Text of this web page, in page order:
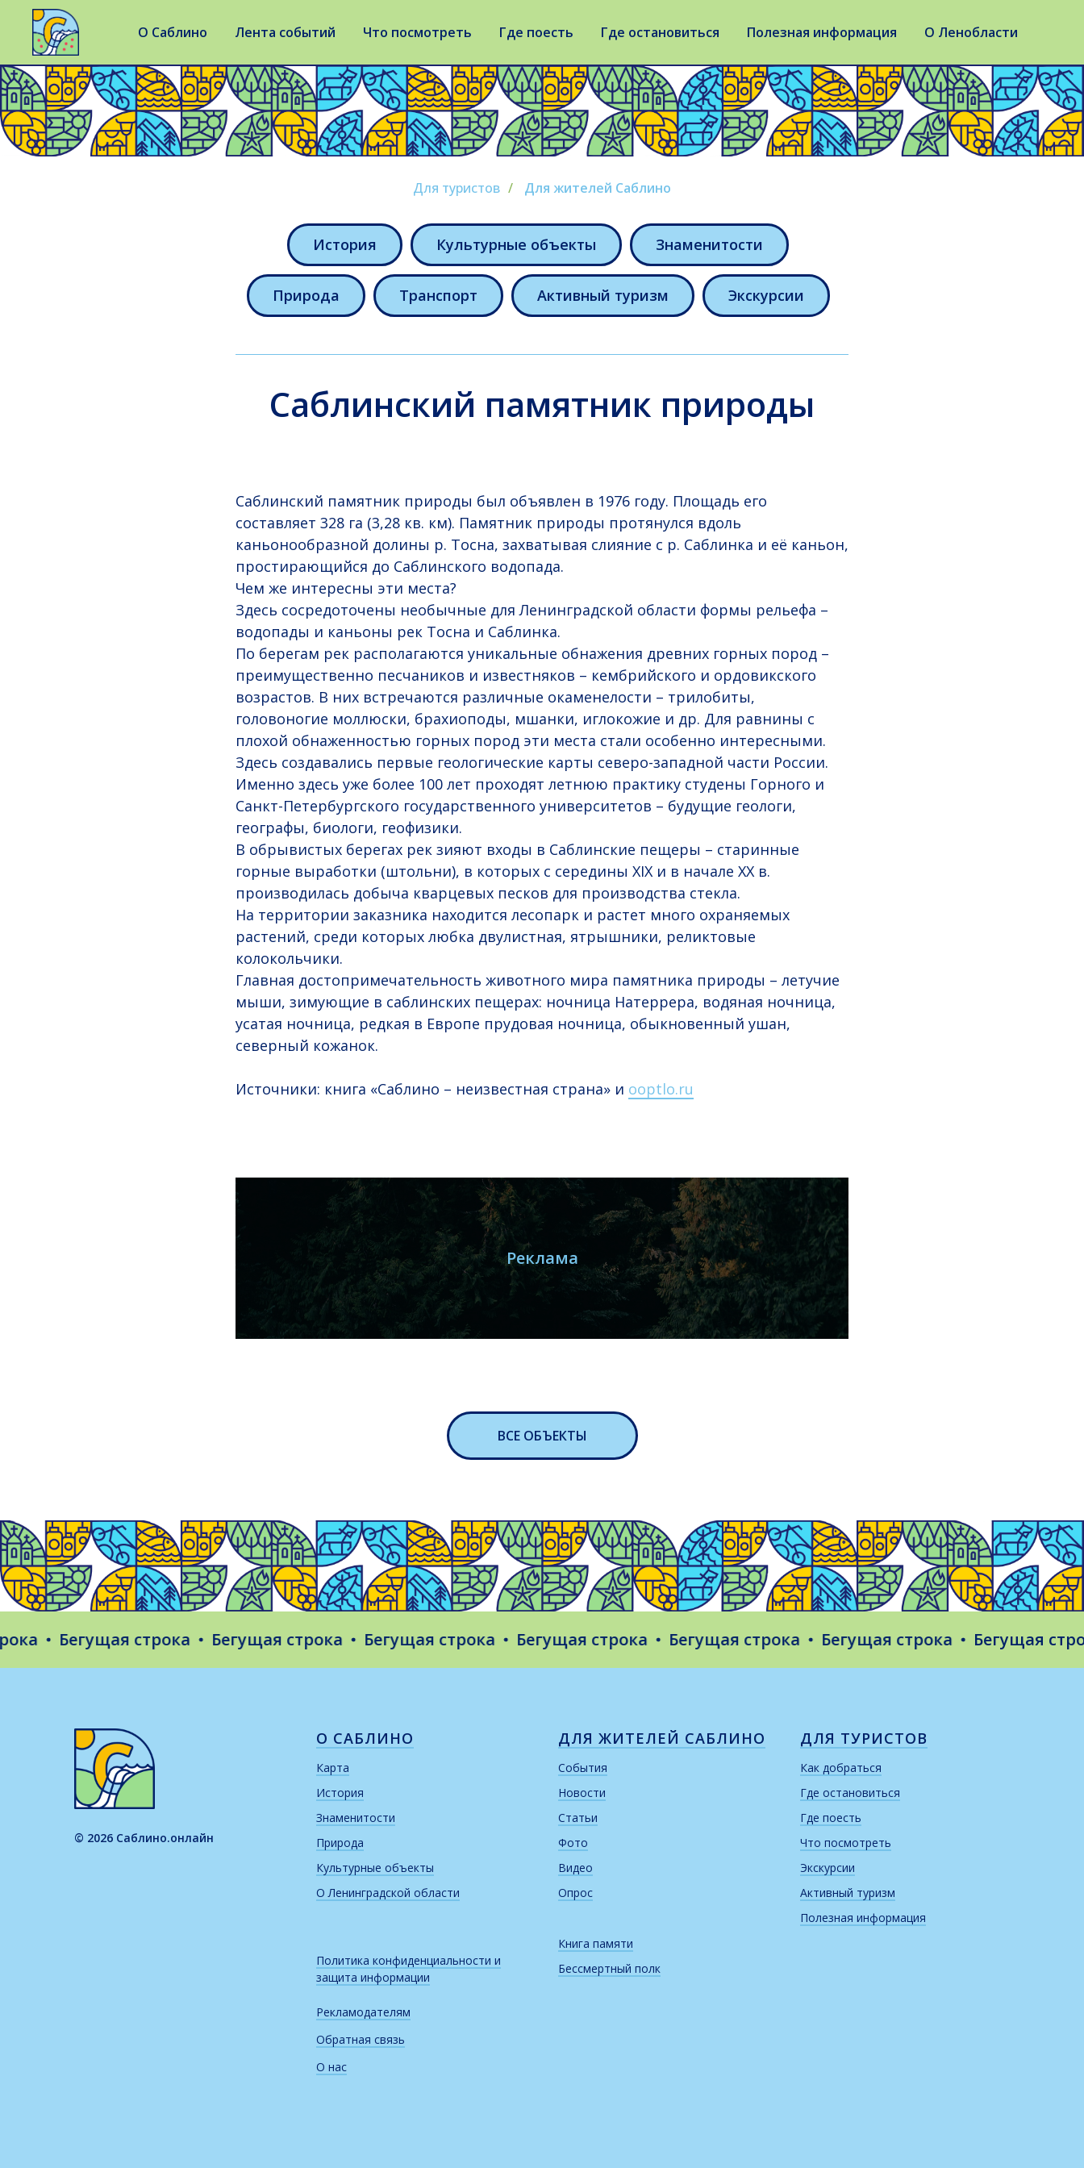
О Саблино Лента событий Что посмотреть Где поесть Где остановиться Полезная информация О Ленобласти
Для туристов / Для жителей Саблино
История Культурные объекты Знаменитости
Природа Транспорт Активный туризм Экскурсии
Саблинский памятник природы
Саблинский памятник природы был объявлен в 1976 году. Площадь его
составляет 328 га (3,28 кв. км). Памятник природы протянулся вдоль
каньонообразной долины р. Тосна, захватывая слияние с р. Саблинка и её каньон,
простирающийся до Саблинского водопада.
Чем же интересны эти места?
Здесь сосредоточены необычные для Ленинградской области формы рельефа –
водопады и каньоны рек Тосна и Саблинка.
По берегам рек располагаются уникальные обнажения древних горных пород –
преимущественно песчаников и известняков – кембрийского и ордовикского
возрастов. В них встречаются различные окаменелости – трилобиты,
головоногие моллюски, брахиоподы, мшанки, иглокожие и др. Для равнины с
плохой обнаженностью горных пород эти места стали особенно интересными.
Здесь создавались первые геологические карты северо-западной части России.
Именно здесь уже более 100 лет проходят летнюю практику студены Горного и
Санкт-Петербургского государственного университетов – будущие геологи,
географы, биологи, геофизики.
В обрывистых берегах рек зияют входы в Саблинские пещеры – старинные
горные выработки (штольни), в которых с середины XIX и в начале XX в.
производилась добыча кварцевых песков для производства стекла.
На территории заказника находится лесопарк и растет много охраняемых
растений, среди которых любка двулистная, ятрышники, реликтовые
колокольчики.
Главная достопримечательность животного мира памятника природы – летучие
мыши, зимующие в саблинских пещерах: ночница Натеррера, водяная ночница,
усатая ночница, редкая в Европе прудовая ночница, обыкновенный ушан,
северный кожанок.
Источники: книга «Саблино – неизвестная страна» и ooptlo.ru
Реклама
ВСЕ ОБЪЕКТЫ
Бегущая строка Бегущая строка Бегущая строка Бегущая строка Бегущая строка Бегущая строка Бегущая строка
© 2026 Саблино.онлайн
О САБЛИНО
Карта
История
Знаменитости
Природа
Культурные объекты
О Ленинградской области
Политика конфиденциальности и
защита информации
Рекламодателям
Обратная связь
О нас
ДЛЯ ЖИТЕЛЕЙ САБЛИНО
События
Новости
Статьи
Фото
Видео
Опрос
Книга памяти
Бессмертный полк
ДЛЯ ТУРИСТОВ
Как добраться
Где остановиться
Где поесть
Что посмотреть
Экскурсии
Активный туризм
Полезная информация